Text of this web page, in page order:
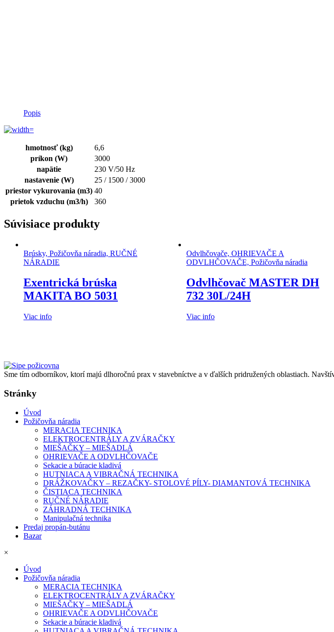
Popis
hmotnosť (kg)
6,6
príkon (W)
3000
napätie
230 V/50 Hz
nastavenie (W)
25 / 1500 / 3000
priestor vykurovania (m3) 40
prietok vzduchu (m3/h)
360
Súvisiace produkty
Brúsky, Požičovňa náradia, RUČNÉ
NÁRADIE
Exentrická brúska
MAKITA BO 5031
Viac info
Odvlhčovače, OHRIEVAČE A
ODVLHČOVAČE, Požičovňa náradia
Odvlhčovač MASTER DH
732 30L/24H
Viac info
Sme tím odborníkov, ktorí majú dlhoročnú prax v stavebníctve a v ďalších pridružených oblastiach.
Stránky
Úvod
Požičovňa náradia
MERACIA TECHNIKA
ELEKTROCENTRÁLY A ZVÁRAČKY
MIEŠAČKY – MIEŠADLÁ
OHRIEVAČE A ODVLHČOVAČE
Sekacie a búracie kladivá
HUTNIACA A VIBRAČNÁ TECHNIKA
DRÁŽKOVAČKY – REZAČKY- STOLOVÉ PÍLY- DIAMANTOVÁ TECHNIKA
ČISTIACA TECHNIKA
RUČNÉ NÁRADIE
ZÁHRADNÁ TECHNIKA
Manipulačná technika
Predaj propán-butánu
Bazar
×
Úvod
Požičovňa náradia
MERACIA TECHNIKA
ELEKTROCENTRÁLY A ZVÁRAČKY
MIEŠAČKY – MIEŠADLÁ
OHRIEVAČE A ODVLHČOVAČE
Sekacie a búracie kladivá